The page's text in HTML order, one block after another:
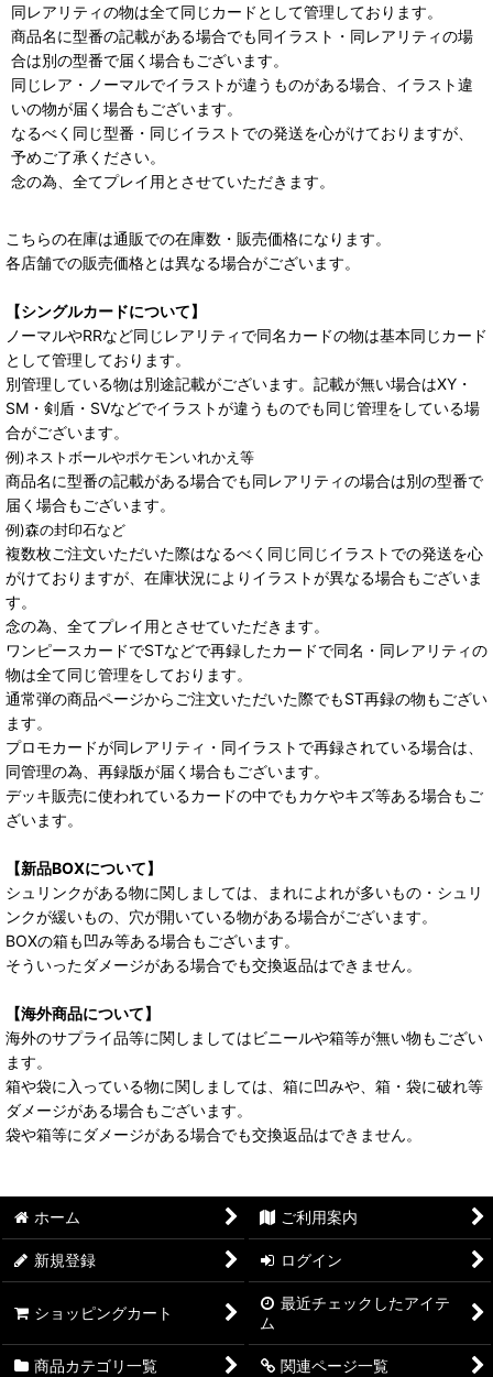
同レアリティの物は全て同じカードとして管理しております。
商品名に型番の記載がある場合でも同イラスト・同レアリティの場
合は別の型番で届く場合もございます。
同じレア・ノーマルでイラストが違うものがある場合、イラスト違
いの物が届く場合もございます。
なるべく同じ型番・同じイラストでの発送を心がけておりますが、
予めご了承ください。
念の為、全てプレイ用とさせていただきます。
こちらの在庫は通販での在庫数・販売価格になります。
各店舗での販売価格とは異なる場合がございます。
【シングルカードについて】
ノーマルやRRなど同じレアリティで同名カードの物は基本同じカード
として管理しております。
別管理している物は別途記載がございます。記載が無い場合はXY・
SM・剣盾・SVなどでイラストが違うものでも同じ管理をしている場
合がございます。
例)ネストボールやポケモンいれかえ等
商品名に型番の記載がある場合でも同レアリティの場合は別の型番で
届く場合もございます。
例)森の封印石など
複数枚ご注文いただいた際はなるべく同じ同じイラストでの発送を心
がけておりますが、在庫状況によりイラストが異なる場合もございま
す。
念の為、全てプレイ用とさせていただきます。
ワンピースカードでSTなどで再録したカードで同名・同レアリティの
物は全て同じ管理をしております。
通常弾の商品ページからご注文いただいた際でもST再録の物もござい
ます。
プロモカードが同レアリティ・同イラストで再録されている場合は、
同管理の為、再録版が届く場合もございます。
デッキ販売に使われているカードの中でもカケやキズ等ある場合もご
ざいます。
【新品BOXについて】
シュリンクがある物に関しましては、まれによれが多いもの・シュリ
ンクが緩いもの、穴が開いている物がある場合がございます。
BOXの箱も凹み等ある場合もございます。
そういったダメージがある場合でも交換返品はできません。
【海外商品について】
海外のサプライ品等に関しましてはビニールや箱等が無い物もござい
ます。
箱や袋に入っている物に関しましては、箱に凹みや、箱・袋に破れ等
ダメージがある場合もございます。
袋や箱等にダメージがある場合でも交換返品はできません。
ホーム ご利用案内
新規登録 ログイン
ショッピングカート
最近チェックしたアイテ
ム
商品カテゴリ一覧 関連ページ一覧